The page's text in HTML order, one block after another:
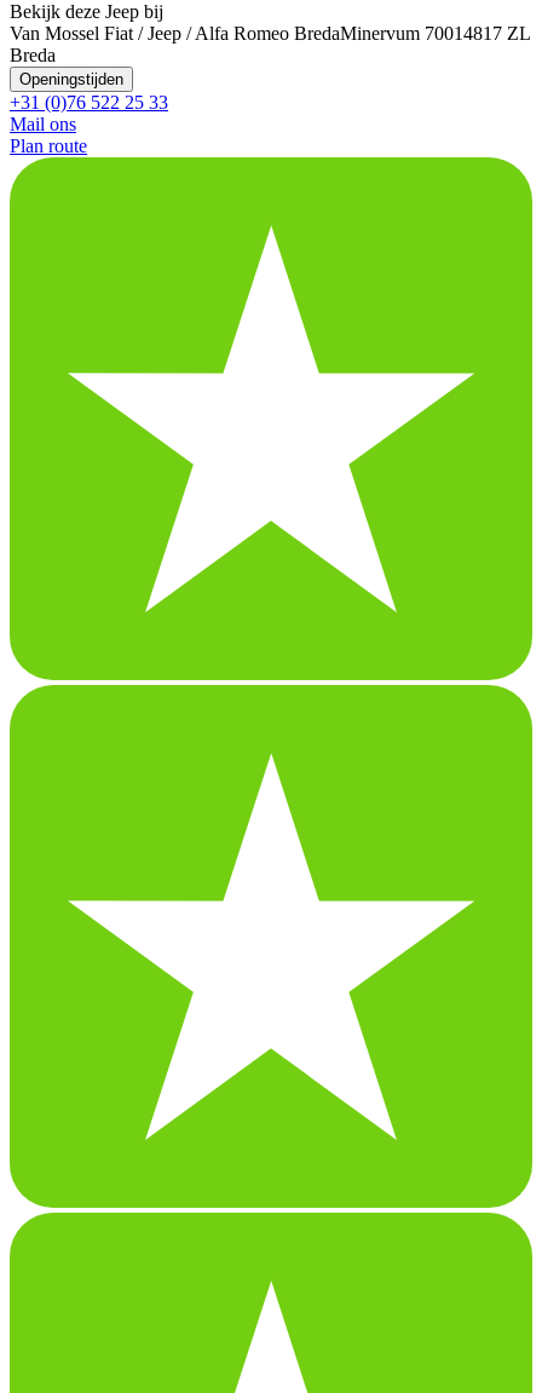
Bekijk deze Jeep bij
Van Mossel Fiat / Jeep / Alfa Romeo BredaMinervum 70014817 ZL
Breda
Openingstijden
+31 (0)76 522 25 33
Mail ons
Plan route